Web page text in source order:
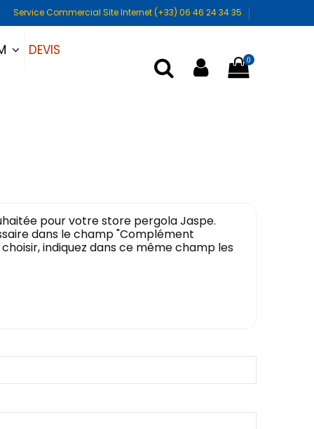
Service Commercial Site Internet (+33) 06 46 24 34 35
DEVIS
0
pour votre store pergola Jaspe.
dans le champ "Complément
indiquez dans ce même champ les